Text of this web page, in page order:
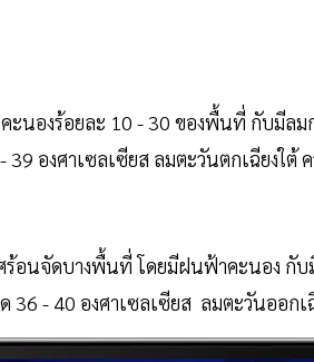
ะนองร้อยละ 10 - 30 ของพื้นที่ กับมีล
องศาเซลเซียส ลมตะวันตกเฉียงใต้
ร้อนจัดบางพื้นที่ โดยมีฝนฟ้าคะนอง กั
- 40 องศาเซลเซียส ลมตะวันออกเ